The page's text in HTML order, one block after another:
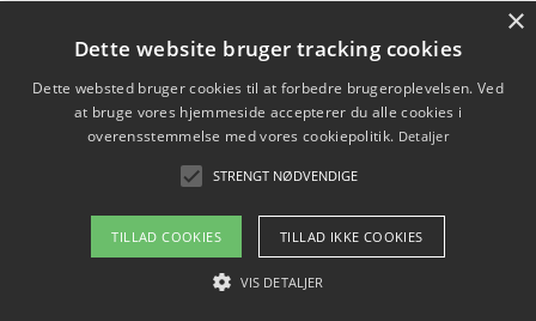
Hvordan kan gaver til unge voksne støtte bevarelsen
Copyright 2026 - Pilanto Aps
Om / kontakt
Blog Betingelser
×
Dette website bruger tracking cookies
Dette websted bruger cookies til at forbedre brugeroplevelsen. Ved
at bruge vores hjemmeside accepterer du alle cookies i
overensstemmelse med vores cookiepolitik. Detaljer
STRENGT NØDVENDIGE
TILLAD COOKIES TILLAD IKKE COOKIES
VIS DETALJER